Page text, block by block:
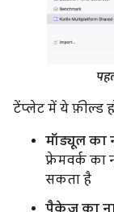
टेंप्लेट में ये फ़ील्ड
मॉड्यूल का
फ़्रेमवर्क का
सकता है